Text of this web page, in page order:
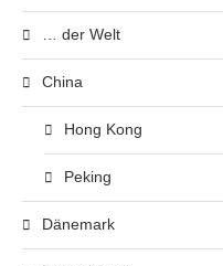
… der Welt
China
Hong Kong
Peking
Dänemark